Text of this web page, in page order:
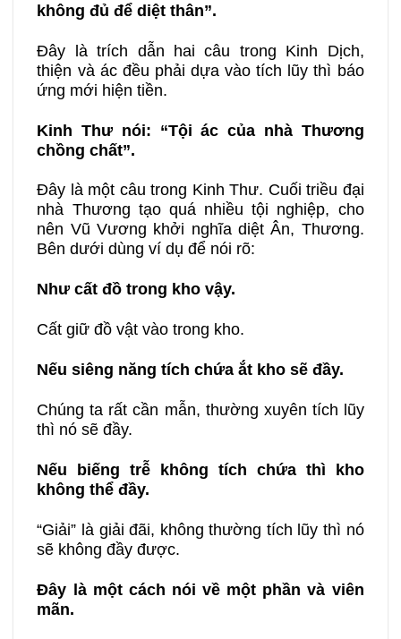
không đủ để diệt thân”.
Đây là trích dẫn hai câu trong Kinh Dịch,
thiện và ác đều phải dựa vào tích lũy thì báo
ứng mới hiện tiền.
Kinh Thư nói: “Tội ác của nhà Thương
chồng chất”.
Đây là một câu trong Kinh Thư. Cuối triều đại
nhà Thương tạo quá nhiều tội nghiệp, cho
nên Vũ Vương khởi nghĩa diệt Ân, Thương.
Bên dưới dùng ví dụ để nói rõ:
Như cất đồ trong kho vậy.
Cất giữ đồ vật vào trong kho.
Nếu siêng năng tích chứa ắt kho sẽ đầy.
Chúng ta rất cần mẫn, thường xuyên tích lũy
thì nó sẽ đầy.
Nếu biếng trễ không tích chứa thì kho
không thể đầy.
“Giải” là giải đãi, không thường tích lũy thì nó
sẽ không đầy được.
Đây là một cách nói về một phần và viên
mãn.